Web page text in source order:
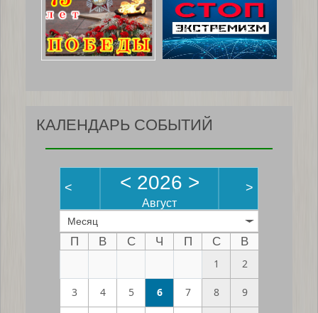
КАЛЕНДАРЬ СОБЫТИЙ
< < 2026 >
Август
>
Месяц
П В С Ч П С
В
1
2
3 4 5 6 7 8 9